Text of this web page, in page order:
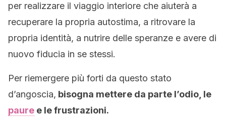
per realizzare il viaggio interiore che aiuterà a
recuperare la propria autostima, a ritrovare la
propria identità, a nutrire delle speranze e avere di
nuovo fiducia in se stessi.
Per riemergere più forti da questo stato
d’angoscia, bisogna mettere da parte l’odio, le
paure e le frustrazioni.